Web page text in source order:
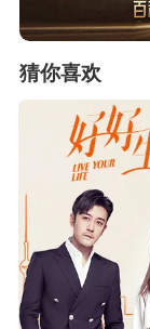
猜你喜欢